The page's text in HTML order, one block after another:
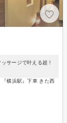
サージで叶える超！
横浜駅』下車 きた西